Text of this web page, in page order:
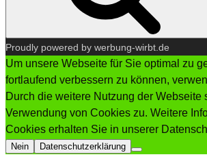
Proudly powered by werbung-wirbt.de
Um unsere Webseite für Sie optimal zu
fortlaufend verbessern zu können,
Durch die weitere Nutzung der Webseite
Verwendung von Cookies zu. Weitere
Cookies erhalten Sie in unserer
Nein
Datenschutzerklärung